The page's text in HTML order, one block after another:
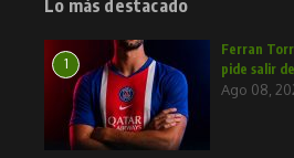
Lo más destacado
1
Ferran
pide salir
Ago 08,